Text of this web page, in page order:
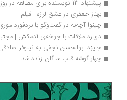
پیشنهاد 13 نویسنده برای مطالعه در روزهای کرونا
بهناز جعفری در عشق لرزه | فیلم
چینوا آچه‌به در گفت‌وگو با بردفورد مورو
درباره ملاقات با جوخه‌ی آدم‌کش | مجتبی
جایزه ابوالحسن نجفی به نیلوفر صادقی و
چهار گوشه قلب ساگان زنده شد